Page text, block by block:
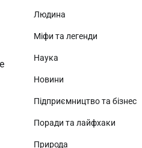
Людина
Міфи та легенди
Наука
Новини
Підприємництво та бізнес
Поради та лайфхаки
Природа